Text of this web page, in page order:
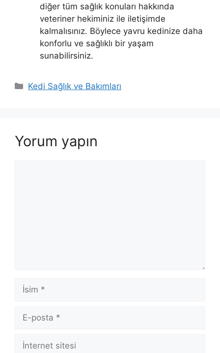
diğer tüm sağlık konuları hakkında
veteriner hekiminiz ile iletişimde
kalmalısınız. Böylece yavru kedinize daha
konforlu ve sağlıklı bir yaşam
sunabilirsiniz.
Kategoriler
Kedi Sağlık ve Bakımları
Yorum yapın
İsim
posta
İnternet